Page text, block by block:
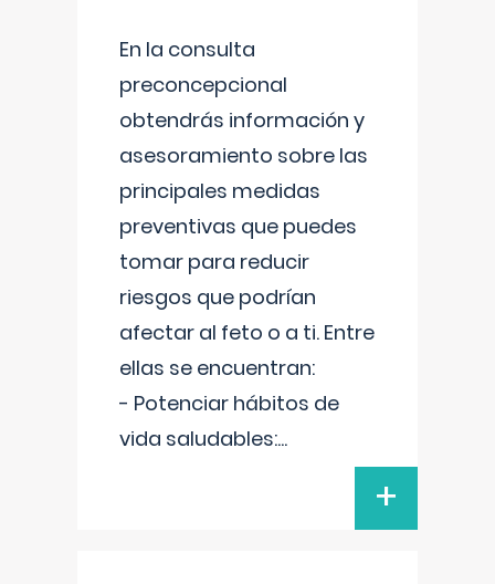
En la consulta
preconcepcional
obtendrás información y
asesoramiento sobre las
principales medidas
preventivas que puedes
tomar para reducir
riesgos que podrían
afectar al feto o a ti. Entre
ellas se encuentran:
- Potenciar hábitos de
vida saludables:...
+